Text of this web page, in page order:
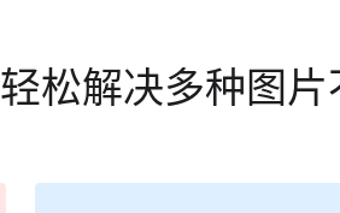
轻松解决多种图